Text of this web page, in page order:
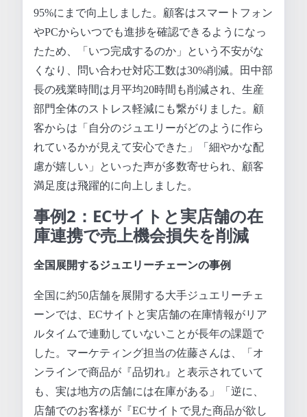
95%にまで向上しました。顧客はスマートフォン
やPCからいつでも進捗を確認できるようになっ
たため、「いつ完成するのか」という不安がな
くなり、問い合わせ対応工数は30%削減。田中部
長の残業時間は月平均20時間も削減され、生産
部門全体のストレス軽減にも繋がりました。顧
客からは「自分のジュエリーがどのように作ら
れているかが見えて安心できた」「細やかな配
慮が嬉しい」といった声が多数寄せられ、顧客
満足度は飛躍的に向上しました。
事例2：ECサイトと実店舗の在
庫連携で売上機会損失を削減
全国展開するジュエリーチェーンの事例
全国に約50店舗を展開する大手ジュエリーチェ
ーンでは、ECサイトと実店舗の在庫情報がリア
ルタイムで連動していないことが長年の課題で
した。マーケティング担当の佐藤さんは、「オ
ンラインで商品が『品切れ』と表示されていて
も、実は地方の店舗には在庫がある」「逆に、
店舗でのお客様が『ECサイトで見た商品が欲し